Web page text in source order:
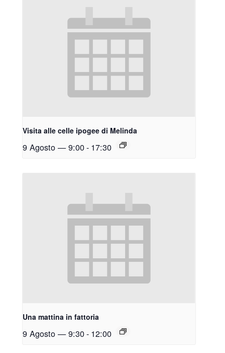
Visita alle celle ipogee di Melinda
9 Agosto — 9:00- 17:30
Una mattina in fattoria
9 Agosto — 9:30- 12:00